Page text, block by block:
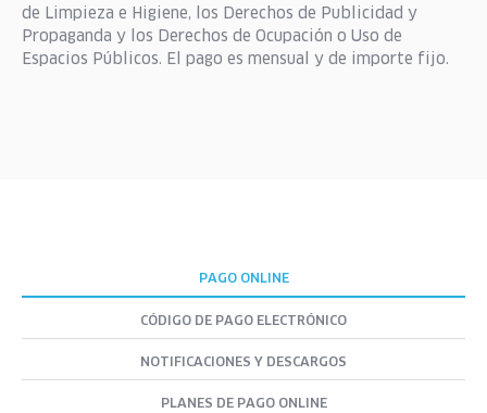
de Limpieza e Higiene, los Derechos de Publicidad y
Propaganda y los Derechos de Ocupación o Uso de
Espacios Públicos. El pago es mensual y de importe fijo.
PAGO ONLINE
CÓDIGO DE PAGO ELECTRÓNICO
NOTIFICACIONES Y DESCARGOS
PLANES DE PAGO ONLINE